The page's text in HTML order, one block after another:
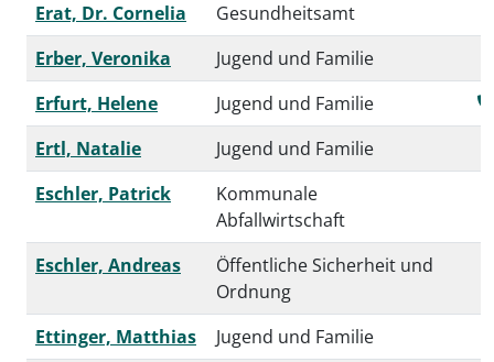
Erat, Dr. Cornelia
Gesundheitsamt
Erber, Veronika
Jugend und Familie
Erfurt, Helene
Jugend und Familie
Ertl, Natalie
Jugend und Familie
Eschler, Patrick
Kommunale
Abfallwirtschaft
Eschler, Andreas
Öffentliche Sicherheit und
Ordnung
Ettinger, Matthias
Jugend und Familie